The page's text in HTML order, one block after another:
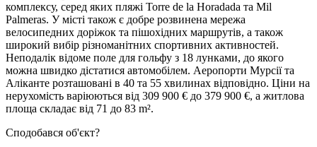
комплексу, серед яких пляжі Torre de la Horadada та Mil
Palmeras. У місті також є добре розвинена мережа
велосипедних доріжок та пішохідних маршрутів, а також
широкий вибір різноманітних спортивних активностей.
Неподалік відоме поле для гольфу з 18 лунками, до якого
можна швидко дістатися автомобілем. Аеропорти Мурсії та
Аліканте розташовані в 40 та 55 хвилинах відповідно. Ціни на
нерухомість варіюються від 309 900 € до 379 900 €, а житлова
площа складає від 71 до 83 m².
Сподобався об'єкт?